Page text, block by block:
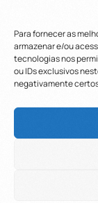
experiência,
como você
experiência,
como você
Para fornecer as
armazenar e/ou
tecnologias nos
ou IDs exclusivos
negativamente